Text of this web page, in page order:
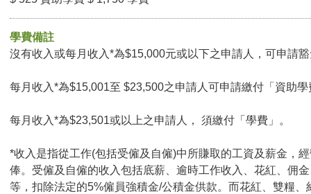
學費備註
沒有收入或每月收入*為$15,000元或以下之申請人，可申請
每月收入*為$15,001至 $23,500之申請人可申請繳付「資助學
每月收入*為$23,501或以上之申請人， 須繳付「學費」。
*收入是指從工作(包括受僱及自僱)中所賺取的工資及薪金，
俸。受僱及自僱的收入包括底薪、逾時工作收入、花紅、佣
等，扣除法定的5%僱員強積金/公積金供款。而花紅、雙糧、